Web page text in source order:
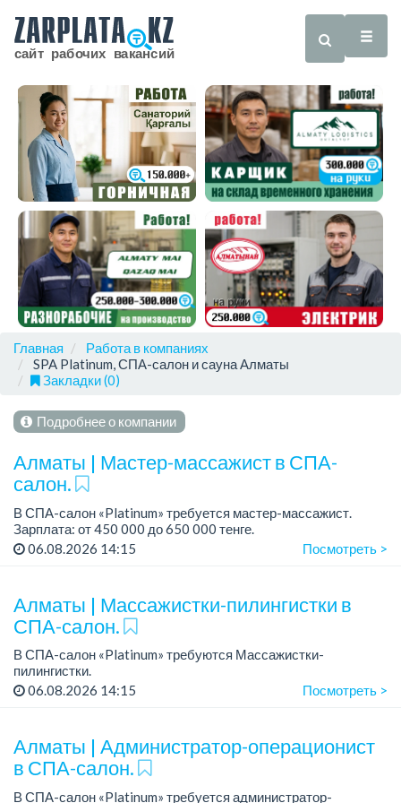
Главная
Работа в компаниях
SPA Platinum, СПА-салон и сауна Алматы
Закладки (0)
Подробнее о компании
Алматы | Мастер-массажист в СПА-
салон.
В СПА-салон «Platinum» требуется мастер-массажист.
Зарплата: от 450 000 до 650 000 тенге.
График работы: сменный.
Требования: опыт работы не менее 5 лет, умение работать с
06.08.2026 14:15 Посмотреть >
Алматы | Массажистки-пилингистки в
СПА-салон.
В СПА-салон «Platinum» требуются Массажистки-
пилингистки.
Зарплата: от 450 000 до 650 000 тенге.
06.08.2026 14:15 Посмотреть >
Алматы | Администратор-операционист
в СПА-салон.
В СПА-салон «Platinum» требуется администратор-